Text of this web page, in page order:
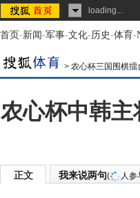
loading...
首页-新闻-军事-文化-历史-体育-
> 农心杯三国围棋擂
农心杯中韩
正文 我来说两句( 人参